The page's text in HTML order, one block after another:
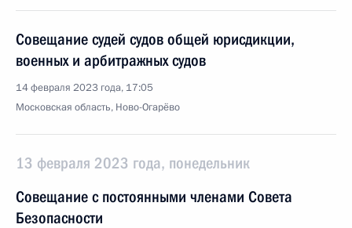
Совещание судей судов общей юрисдикции,
военных и арбитражных судов
14 февраля 2023 года, 17:05
Московская область, Ново-Огарёво
13 февраля 2023 года, понедельник
Совещание с постоянными членами Совета
Безопасности